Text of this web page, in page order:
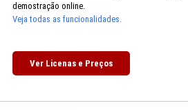
demostração online.
Veja todas as funcionalidades.
Ver Licenas e Preços